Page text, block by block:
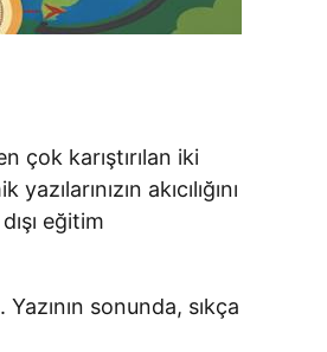
çok karıştırılan iki
akıcılığını
eğitim
sonunda, sıkça